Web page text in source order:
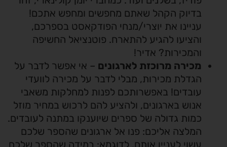
בדיוק הקהל שאתם מחפשים ומחפש אתכם!
עניינו את יוצרי/מנחי הפודקאסט בספרכם,
והציעו להגיע להתארח. פוטנציאל החשיפה
והמכירות? אדיר!
מכירה מרוכזת לארגונים – אי אפשר לדבר על
הגדלת מכירות, מבלי לדבר על מכירה לוועדי
עובדים! באפשרותכם לפנות למחלקות משאבי
אנוש בארגונים, ולהציע להם לרכוש במחיר מוזל
כמות גדולה של ספרים שיוענקו במתנה לעובדים.
המלצה אליכם: פנו אל ארגונים שהספר שלכם
עשוי לעניין אותם. לדוגמא: במידה שהספר שלכם